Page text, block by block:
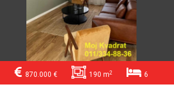
870.000 € 190 m2 6